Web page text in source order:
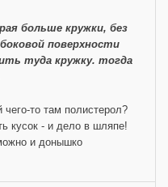
больше кружки, без
поверхности
туда кружку. тогда
то там полистерол?
кусок - и дело в шляпе!
и донышко